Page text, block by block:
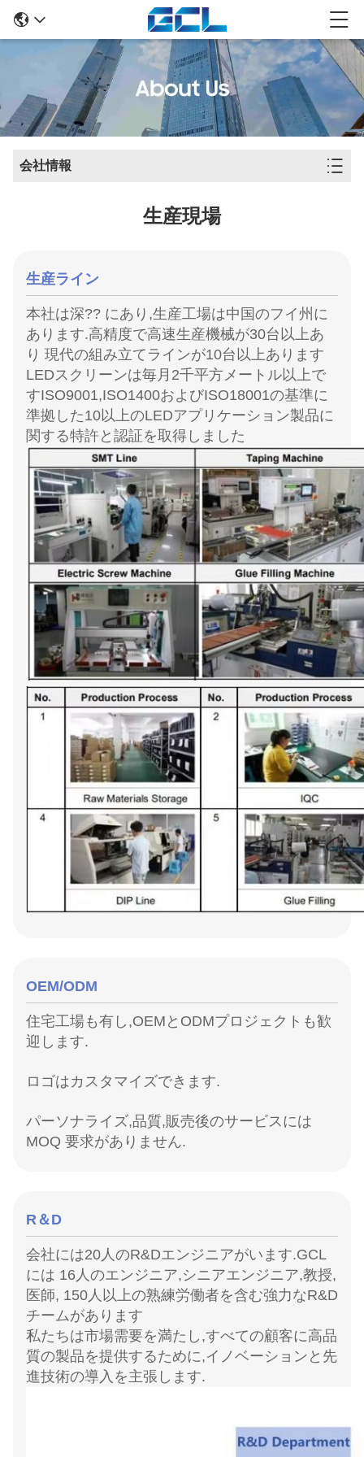
会社情報
生産現場
生産ライン
本社は深?? にあり,生産工場は中国のフイ州に
あります.高精度で高速生産機械が30台以上あ
り 現代の組み立てラインが10台以上あります
LEDスクリーンは毎月2千平方メートル以上で
すISO9001,ISO1400およびISO18001の基準に
準拠した10以上のLEDアプリケーション製品に
関する特許と認証を取得しました
OEM/ODM
住宅工場も有し,OEMとODMプロジェクトも歓
迎します.
ロゴはカスタマイズできます.
パーソナライズ,品質,販売後のサービスには
MOQ 要求がありません.
R＆D
会社には20人のR&Dエンジニアがいます.GCL
には 16人のエンジニア,シニアエンジニア,教授,
医師, 150人以上の熟練労働者を含む強力なR&D
チームがあります
私たちは市場需要を満たし,すべての顧客に高品
質の製品を提供するために,イノベーションと先
進技術の導入を主張します.